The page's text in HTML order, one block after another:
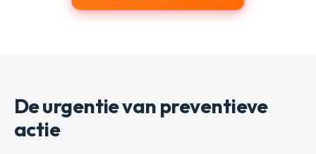
De urgentie van preventieve
actie